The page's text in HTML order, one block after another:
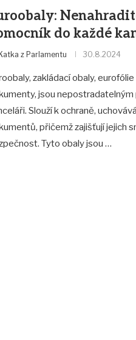
do každé
Katka z Parlamentu 30.8.2024
zakládací obaly,
jsou nepostradatelným
Slouží k ochraně,
přičemž zajišťují jejich
Tyto obaly jsou …